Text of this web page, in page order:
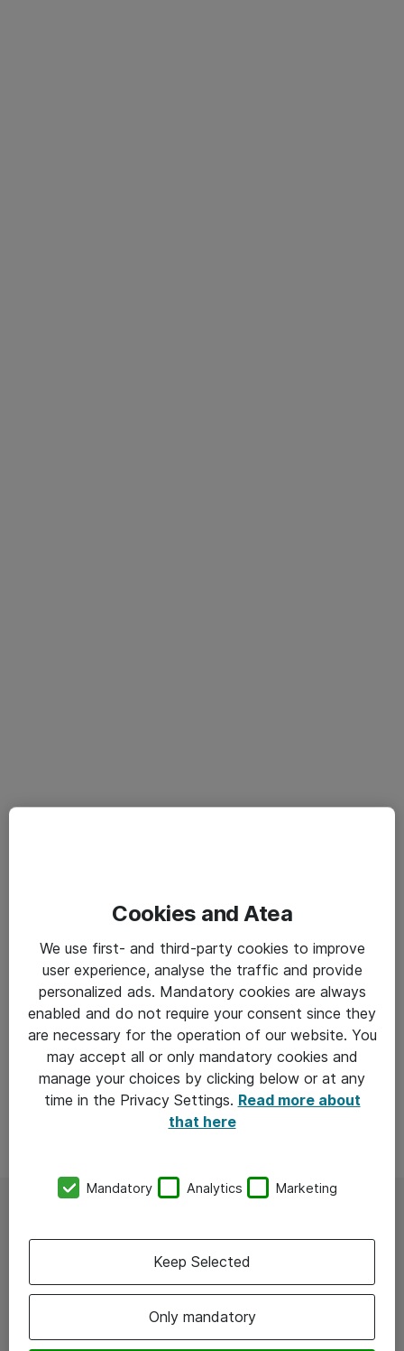
Deltag hvis du er
Cookies and Atea
We use first- and third-party cookies to improve
user experience, analyse the traffic and provide
personalized ads. Mandatory cookies are always
enabled and do not require your consent since they
are necessary for the operation of our website. You
may accept all or only mandatory cookies and
manage your choices by clicking below or at any
time in the Privacy Settings. Read more about
that here
Mandatory Analytics Marketing
Only mandatory
Keep Selected